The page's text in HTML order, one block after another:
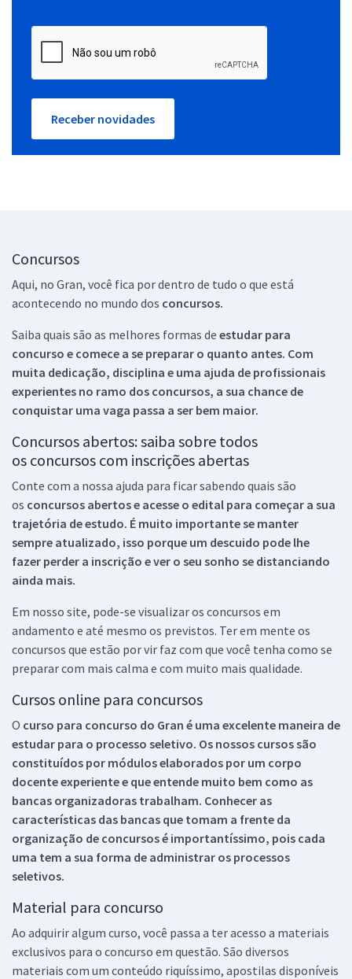
Receber novidades
Concursos
Aqui, no Gran, você fica por dentro de tudo o que está
acontecendo no mundo dos concursos.
Saiba quais são as melhores formas de estudar para
concurso e comece a se preparar o quanto antes. Com
muita dedicação, disciplina e uma ajuda de profissionais
experientes no ramo dos concursos, a sua chance de
conquistar uma vaga passa a ser bem maior.
Concursos abertos: saiba sobre todos
os concursos com inscrições abertas
Conte com a nossa ajuda para ficar sabendo quais são
os concursos abertos e acesse o edital para começar a sua
trajetória de estudo. É muito importante se manter
sempre atualizado, isso porque um descuido pode lhe
fazer perder a inscrição e ver o seu sonho se distanciando
ainda mais.
Em nosso site, pode-se visualizar os concursos em
andamento e até mesmo os previstos. Ter em mente os
concursos que estão por vir faz com que você tenha como se
preparar com mais calma e com muito mais qualidade.
Cursos online para concursos
O curso para concurso do Gran é uma excelente maneira de
estudar para o processo seletivo. Os nossos cursos são
constituídos por módulos elaborados por um corpo
docente experiente e que entende muito bem como as
bancas organizadoras trabalham. Conhecer as
características das bancas que tomam a frente da
organização de concursos é importantíssimo, pois cada
uma tem a sua forma de administrar os processos
seletivos.
Material para concurso
Ao adquirir algum curso, você passa a ter acesso a materiais
exclusivos para o concurso em questão. São diversos
materiais com um conteúdo riquíssimo, apostilas disponíveis